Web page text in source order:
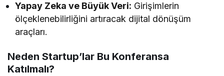
Yapay Zeka ve Büyük Veri: Girişimlerin
ölçeklenebilirliğini artıracak dijital dönüşüm
araçları.
Neden Startup’lar Bu Konferansa
Katılmalı?